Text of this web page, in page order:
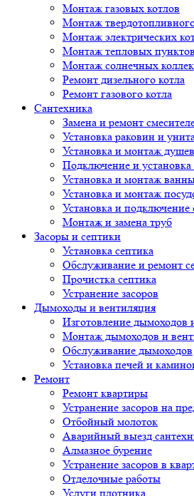
Монтаж газовых котлов
Монтаж
Монтаж электрических
Монтаж тепловых пунктов
Монтаж солнечных
Ремонт дизельного котла
Ремонт газового котла
Cантехника
Замена и ремонт
Установка раковин и
Установка и монтаж
Подключение и установка
Установка и монтаж
Установка и монтаж
Установка и
Монтаж и замена труб
Засоры и септики
Установка септика
Обслуживание и ремонт
Прочистка септика
Устранение засоров
Дымоходы и вентиляция
Изготовление дымоходов
Монтаж дымоходов и
Обслуживание дымоходов
Установка печей и
Ремонт
Ремонт квартиры
Устранение засоров на
Отбойный молоток
Аварийный выезд
Алмазное бурение
Устранение засоров в
Отделочные работы
Услуги плотника